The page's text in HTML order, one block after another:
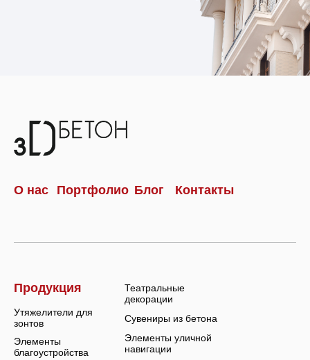
Контакты
Блог
Портфолио
О нас
Элементы уличной
навигации
Сувениры из бетона
Театральные
декорации
Элементы
благоустройства
Утяжелители для
зонтов
Продукция